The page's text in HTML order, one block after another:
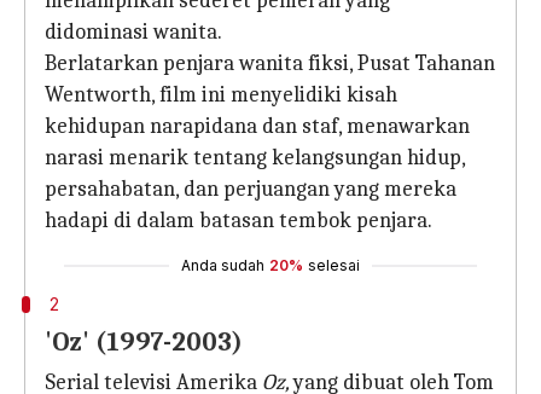
didominasi wanita.
Berlatarkan penjara wanita fiksi, Pusat Tahanan
Wentworth, film ini menyelidiki kisah
kehidupan narapidana dan staf, menawarkan
narasi menarik tentang kelangsungan hidup,
persahabatan, dan perjuangan yang mereka
hadapi di dalam batasan tembok penjara.
Anda sudah 20% selesai
2
'Oz' (1997-2003)
Serial televisi Amerika Oz,yang dibuat oleh Tom